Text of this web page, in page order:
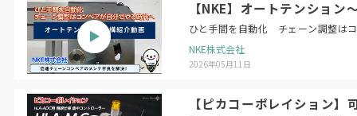
【NKE】オートテンショ
ひと手間を自動化 チェーン調整は
NKE株式会社
2026年05月11日
【ピカコーポレイション